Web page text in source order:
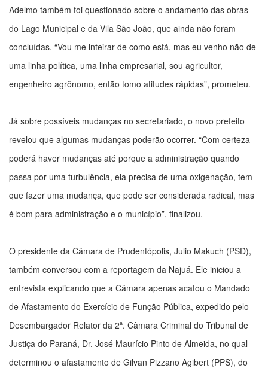
Adelmo também foi questionado sobre o andamento das obras
do Lago Municipal e da Vila São João, que ainda não foram
concluídas. “Vou me inteirar de como está, mas eu venho não de
uma linha política, uma linha empresarial, sou agricultor,
engenheiro agrônomo, então tomo atitudes rápidas”, prometeu.
Já sobre possíveis mudanças no secretariado, o novo prefeito
revelou que algumas mudanças poderão ocorrer. “Com certeza
poderá haver mudanças até porque a administração quando
passa por uma turbulência, ela precisa de uma oxigenação, tem
que fazer uma mudança, que pode ser considerada radical, mas
é bom para administração e o município”, finalizou.
O presidente da Câmara de Prudentópolis, Julio Makuch (PSD),
também conversou com a reportagem da Najuá. Ele iniciou a
entrevista explicando que a Câmara apenas acatou o Mandado
de Afastamento do Exercício de Função Pública, expedido pelo
Desembargador Relator da 2ª. Câmara Criminal do Tribunal de
Justiça do Paraná, Dr. José Maurício Pinto de Almeida, no qual
determinou o afastamento de Gilvan Pizzano Agibert (PPS), do